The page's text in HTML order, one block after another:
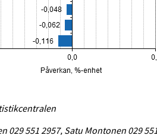
029 551 2957, Satu Montonen 029